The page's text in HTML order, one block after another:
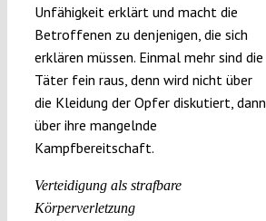
Unfähigkeit erklärt und macht die
Betroffenen zu denjenigen, die sich
erklären müssen. Einmal mehr sind die
Täter fein raus, denn wird nicht über
die Kleidung der Opfer diskutiert, dann
über ihre mangelnde
Kampfbereitschaft.
Verteidigung als strafbare
Körperverletzung